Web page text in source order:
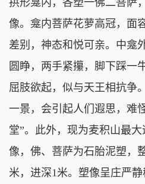
像。龛内菩萨花萝高冠，面
差别，神态和悦可亲。中龛
圆睁，两手紧攥，脚下踩一
屈肢欲起，似与天王相抗争
一景，会引起人们遐思，难
堂”。此外，现为麦积山最
像，佛、菩萨为石胎泥塑，
米，进深1米。塑像呈庄严